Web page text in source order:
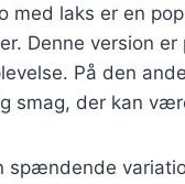
med laks er en
Denne version
På den
smag, der kan
spændende